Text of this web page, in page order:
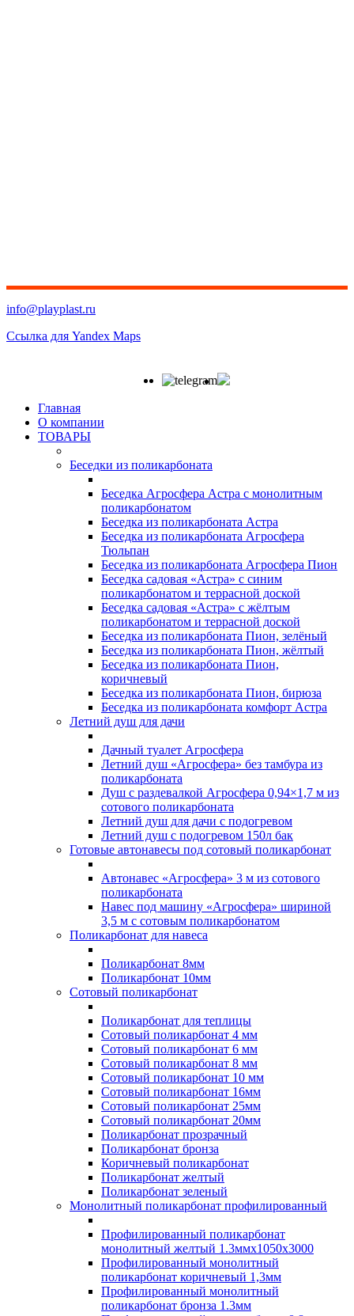
info@playplast.ru
Ссылка для Yandex Maps
Главная
О компании
ТОВАРЫ
Беседки из поликарбоната
Беседка Агросфера Астра с монолитным
поликарбонатом
Беседка из поликарбоната Астра
Беседка из поликарбоната Агросфера
Тюльпан
Беседка из поликарбоната Агросфера Пион
Беседка садовая «Астра» с синим
поликарбонатом и террасной доской
Беседка садовая «Астра» с жёлтым
поликарбонатом и террасной доской
Беседка из поликарбоната Пион, зелёный
Беседка из поликарбоната Пион, жёлтый
Беседка из поликарбоната Пион,
коричневый
Беседка из поликарбоната Пион, бирюза
Беседка из поликарбоната комфорт Астра
Летний душ для дачи
Дачный туалет Агросфера
Летний душ «Агросфера» без тамбура из
поликарбоната
Душ с раздевалкой Агросфера 0,94×1,7 м из
сотового поликарбоната
Летний душ для дачи с подогревом
Летний душ с подогревом 150л бак
Готовые автонавесы под сотовый поликарбонат
Автонавес «Агросфера» 3 м из сотового
поликарбоната
Навес под машину «Агросфера» шириной
3,5 м с сотовым поликарбонатом
Поликарбонат для навеса
Поликарбонат 8мм
Поликарбонат 10мм
Сотовый поликарбонат
Поликарбонат для теплицы
Сотовый поликарбонат 4 мм
Сотовый поликарбонат 6 мм
Сотовый поликарбонат 8 мм
Сотовый поликарбонат 10 мм
Сотовый поликарбонат 16мм
Сотовый поликарбонат 25мм
Сотовый поликарбонат 20мм
Поликарбонат прозрачный
Поликарбонат бронза
Коричневый поликарбонат
Поликарбонат желтый
Поликарбонат зеленый
Монолитный поликарбонат профилированный
Профилированный поликарбонат
монолитный желтый 1.3ммх1050х3000
Профилированный монолитный
поликарбонат коричневый 1,3мм
Профилированный монолитный
поликарбонат бронза 1.3мм